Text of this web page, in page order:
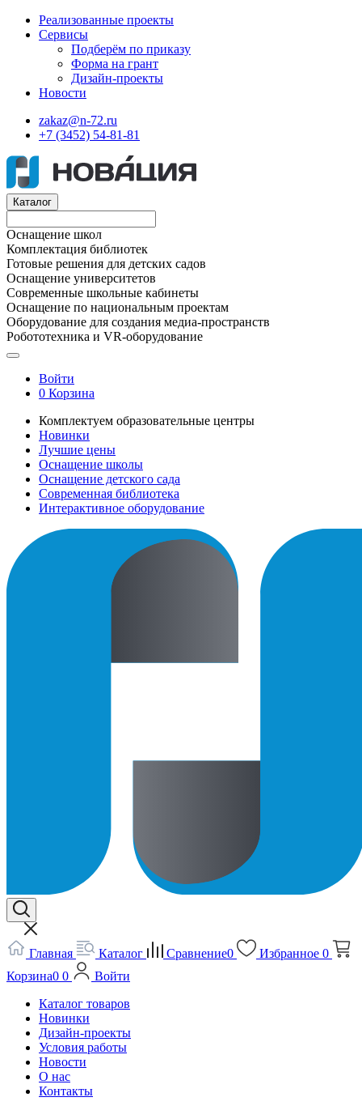
Реализованные проекты
Сервисы
Подберём по приказу
Форма на грант
Дизайн-проекты
Новости
zakaz@n-72.ru
+7 (3452) 54-81-81
Каталог
Оснащение школ
Комплектация библиотек
Готовые решения для детских садов
Оснащение университетов
Современные школьные кабинеты
Оснащение по национальным проектам
Оборудование для создания медиа-пространств
Робототехника и VR-оборудование
Войти
0 Корзина
Комплектуем образовательные центры
Новинки
Лучшие цены
Оснащение школы
Оснащение детского сада
Современная библиотека
Интерактивное оборудование
Главная Каталог Сравнение0 Избранное 0
Корзина0 0
Войти
Каталог товаров
Новинки
Дизайн-проекты
Условия работы
Новости
О нас
Контакты